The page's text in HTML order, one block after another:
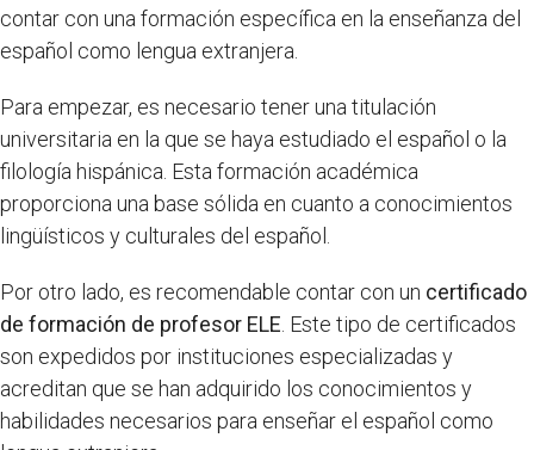
contar con una formación específica en la enseñanza del
español como lengua extranjera.
Para empezar, es necesario tener una titulación
universitaria en la que se haya estudiado el español o la
filología hispánica. Esta formación académica
proporciona una base sólida en cuanto a conocimientos
lingüísticos y culturales del español.
Por otro lado, es recomendable contar con un certificado
de formación de profesor ELE . Este tipo de certificados
son expedidos por instituciones especializadas y
acreditan que se han adquirido los conocimientos y
habilidades necesarios para enseñar el español como